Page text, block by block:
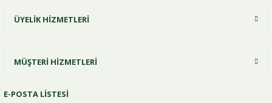
ÜYELİK HİZMETLERİ
MÜŞTERİ HİZMETLERİ
E-POSTA LİSTESİ